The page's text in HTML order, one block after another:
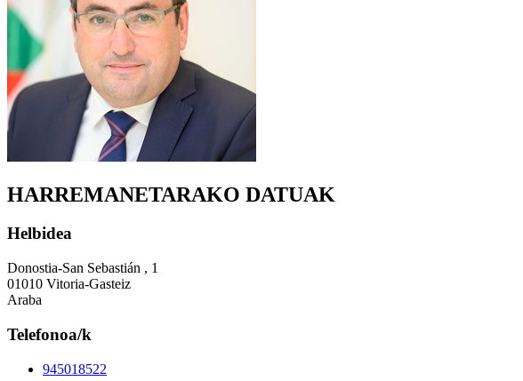
HARREMANETARAKO DATUAK
Helbidea
Donostia-San Sebastián , 1
01010 Vitoria-Gasteiz
Araba
Telefonoa/k
945018522